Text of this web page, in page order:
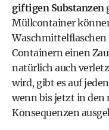
giftigen Substanzen
Müllcontainer
Waschmittelflaschen
Containern einen
natürlich auch
wird, gibt es auf
wenn bis jetzt in den
Konsequenzen